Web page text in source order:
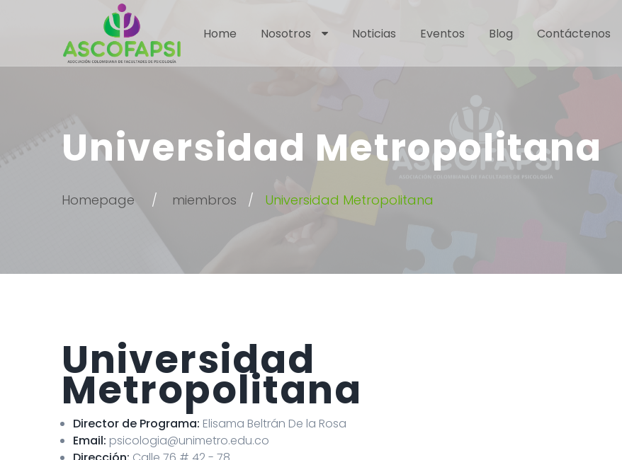
Home Nosotros Noticias Eventos Blog Contáctenos
Universidad Metropolitana
Homepage miembros Universidad Metropolitana
Universidad
Metropolitana
Director de Programa: Elisama Beltrán De la Rosa
Email: psicologia@unimetro.edu.co